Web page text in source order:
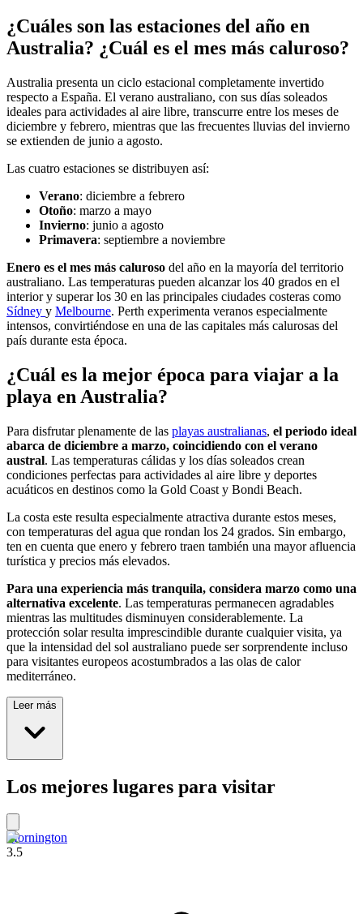
¿Cuáles son las estaciones del año en
Australia? ¿Cuál es el mes más caluroso?
Australia presenta un ciclo estacional completamente invertido
respecto a España. El verano australiano, con sus días soleados
ideales para actividades al aire libre, transcurre entre los meses de
diciembre y febrero, mientras que las frecuentes lluvias del invierno
se extienden de junio a agosto.
Las cuatro estaciones se distribuyen así:
Verano: diciembre a febrero
Otoño: marzo a mayo
Invierno: junio a agosto
Primavera: septiembre a noviembre
Enero es el mes más caluroso del año en la mayoría del territorio
australiano. Las temperaturas pueden alcanzar los 40 grados en el
interior y superar los 30 en las principales ciudades costeras como
Sídney y Melbourne. Perth experimenta veranos especialmente
intensos, convirtiéndose en una de las capitales más calurosas del
país durante esta época.
¿Cuál es la mejor época para viajar a la
playa en Australia?
Para disfrutar plenamente de las playas australianas, el periodo ideal
abarca de diciembre a marzo, coincidiendo con el verano
austral. Las temperaturas cálidas y los días soleados crean
condiciones perfectas para actividades al aire libre y deportes
acuáticos en destinos como la Gold Coast y Bondi Beach.
La costa este resulta especialmente atractiva durante estos meses,
con temperaturas del agua que rondan los 24 grados. Sin embargo,
ten en cuenta que enero y febrero traen también una mayor afluencia
turística y precios más elevados.
Para una experiencia más tranquila, considera marzo como una
alternativa excelente. Las temperaturas permanecen agradables
mientras las multitudes disminuyen considerablemente. La
protección solar resulta imprescindible durante cualquier visita, ya
que la intensidad del sol australiano puede ser sorprendente incluso
para visitantes europeos acostumbrados a las olas de calor
mediterráneo.
Leer más
Los mejores lugares para visitar
Mornington
3.5